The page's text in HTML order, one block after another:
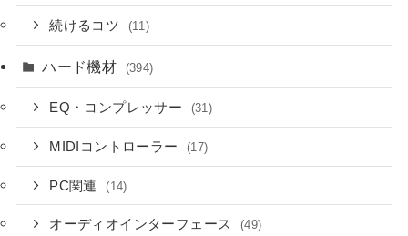
続けるコツ (11)
ハード機材 (394)
EQ・コンプレッサー (31)
MIDIコントローラー (17)
PC関連 (14)
オーディオインターフェース (49)